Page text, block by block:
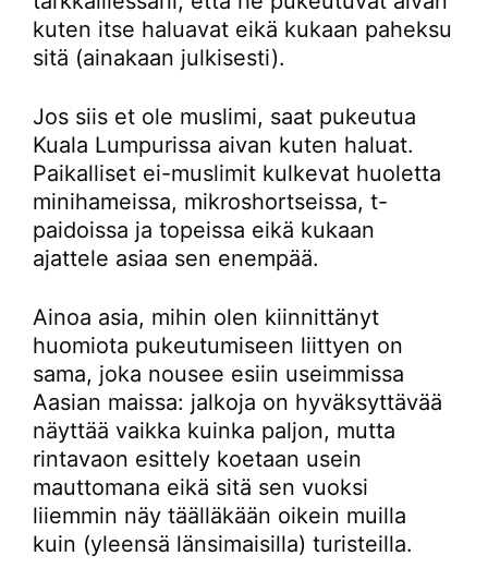
kuten itse haluavat eikä kukaan paheksu
sitä (ainakaan julkisesti).
Jos siis et ole muslimi, saat pukeutua
Kuala Lumpurissa aivan kuten haluat.
Paikalliset ei-muslimit kulkevat huoletta
minihameissa, mikroshortseissa, t-
paidoissa ja topeissa eikä kukaan
ajattele asiaa sen enempää.
Ainoa asia, mihin olen kiinnittänyt
huomiota pukeutumiseen liittyen on
sama, joka nousee esiin useimmissa
Aasian maissa: jalkoja on hyväksyttävää
näyttää vaikka kuinka paljon, mutta
rintavaon esittely koetaan usein
mauttomana eikä sitä sen vuoksi
liiemmin näy täälläkään oikein muilla
kuin (yleensä länsimaisilla) turisteilla.